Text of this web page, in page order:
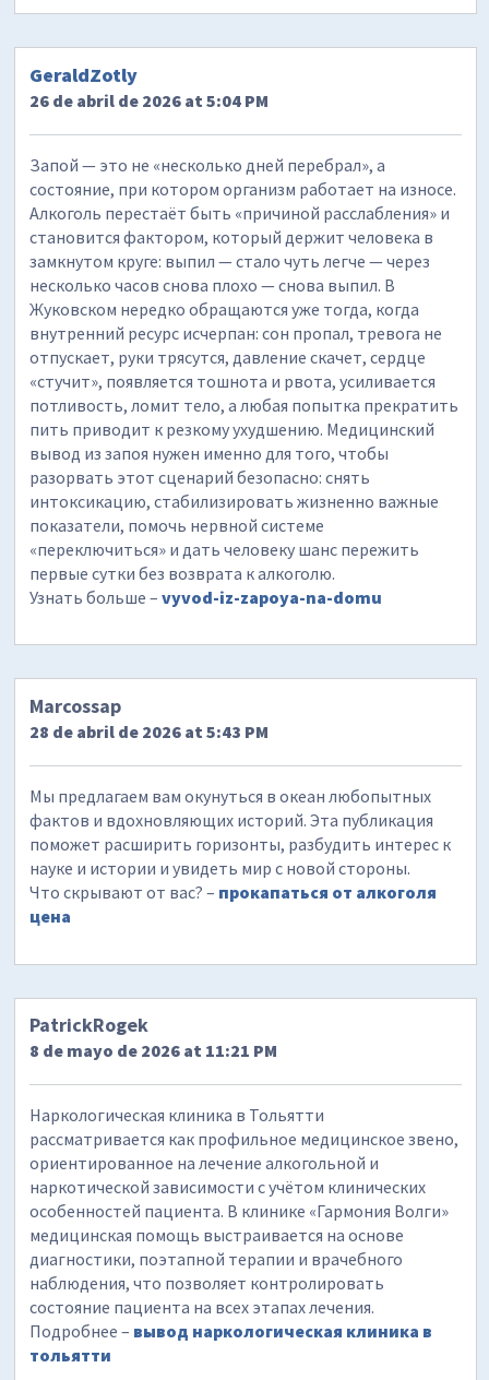
GeraldZotly
26 de abril de 2026 at 5:04 PM
Запой — это не «несколько дней перебрал», а
состояние, при котором организм работает на износе.
Алкоголь перестаёт быть «причиной расслабления» и
становится фактором, который держит человека в
замкнутом круге: выпил — стало чуть легче — через
несколько часов снова плохо — снова выпил. В
Жуковском нередко обращаются уже тогда, когда
внутренний ресурс исчерпан: сон пропал, тревога не
отпускает, руки трясутся, давление скачет, сердце
«стучит», появляется тошнота и рвота, усиливается
потливость, ломит тело, а любая попытка прекратить
пить приводит к резкому ухудшению. Медицинский
вывод из запоя нужен именно для того, чтобы
разорвать этот сценарий безопасно: снять
интоксикацию, стабилизировать жизненно важные
показатели, помочь нервной системе
«переключиться» и дать человеку шанс пережить
первые сутки без возврата к алкоголю.
Узнать больше –vyvod-iz-zapoya-na-domu
Marcossap
28 de abril de 2026 at 5:43 PM
Мы предлагаем вам окунуться в океан любопытных
фактов и вдохновляющих историй. Эта публикация
поможет расширить горизонты, разбудить интерес к
науке и истории и увидеть мир с новой стороны.
Что скрывают от вас? – прокапаться от алкоголя
цена
PatrickRogek
8 de mayo de 2026 at 11:21 PM
Наркологическая клиника в Тольятти
рассматривается как профильное медицинское звено,
ориентированное на лечение алкогольной и
наркотической зависимости с учётом клинических
особенностей пациента. В клинике «Гармония Волги»
медицинская помощь выстраивается на основе
диагностики, поэтапной терапии и врачебного
наблюдения, что позволяет контролировать
состояние пациента на всех этапах лечения.
Подробнее – вывод наркологическая клиника в
тольятти